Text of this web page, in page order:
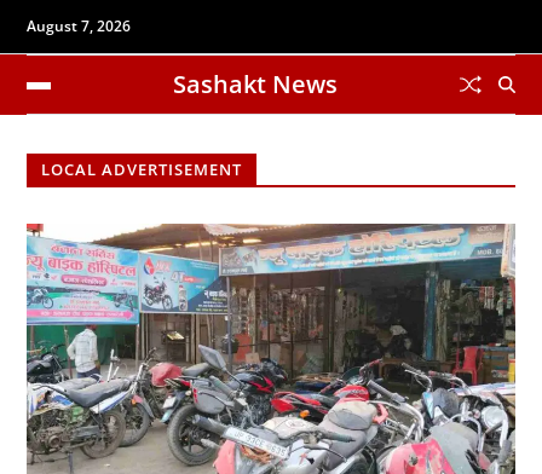
August 7, 2026
Sashakt News
LOCAL ADVERTISEMENT